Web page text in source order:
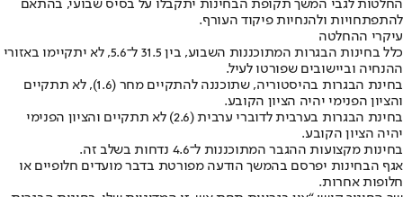
החלטות לגבי המשך תקופת הבחינות יתקבלו על בסיס שבועי, בהתאם
להתפתחויות ולהנחיות פיקוד העורף.
עיקרי ההחלטה
כלל בחינות הבגרות המתוכננות השבוע, בין 31.5 ל־5.6, לא יתקיימו באזורי
ההנחיה וביישובים שפורטו לעיל.
בחינת הבגרות בהיסטוריה, שתוכננה להתקיים מחר (1.6), לא תתקיים
והציון הפנימי יהיה הציון הקובע.
בחינת הבגרות בערבית לדוברי ערבית (2.6) לא תתקיים והציון הפנימי
יהיה הציון הקובע.
בחינות מקצועות ההגבר המתוכננות ל־4.6 נדחות בשלב זה.
אגף הבחינות יפרסם בהמשך הודעה מפורטת בדבר מועדים חלופיים או
חלופות אחרות.